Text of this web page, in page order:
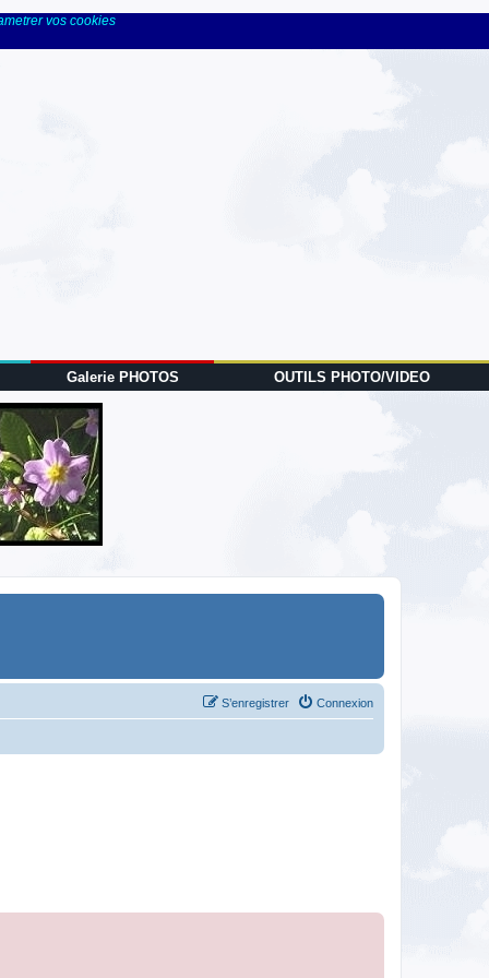
vos cookies
Galerie PHOTOS OUTILS PHOTO/VIDEO
Connexion
S’enregistrer